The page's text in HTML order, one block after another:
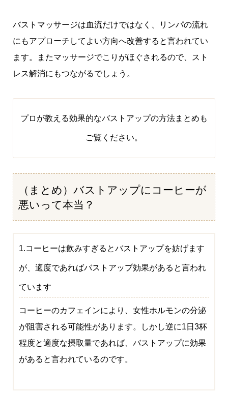
バストマッサージは血流だけではなく、リンパの流れ
にもアプローチしてよい方向へ改善すると言われてい
ます。またマッサージでこりがほぐされるので、スト
レス解消にもつながるでしょう。
プロが教える効果的なバストアップの方法まとめ も
ご覧ください。
（まとめ）バストアップにコーヒーが
悪いって本当？
1.コーヒーは飲みすぎるとバストアップを妨げます
が、適度であればバストアップ効果があると言われ
ています
コーヒーのカフェインにより、女性ホルモンの分泌
が阻害される可能性があります。しかし逆に1日3杯
程度と適度な摂取量であれば、バストアップに効果
があると言われているのです。